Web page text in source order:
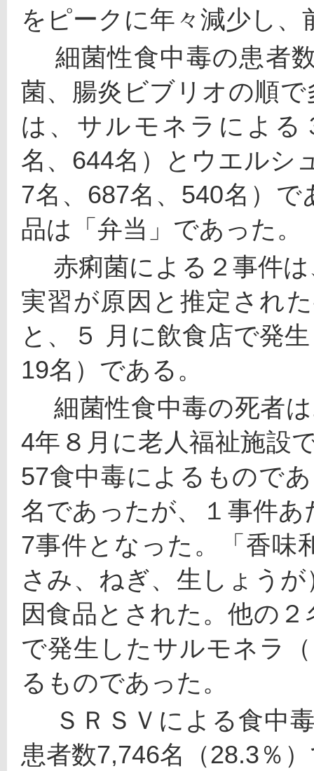
をピークに年々減少し
菌、腸炎ビブリオの順
は、サルモネラによる
名、644名）とウエルシ
7名、687名、540名）
品は「弁当」であった。
実習が原因と推定され
と、５ 月に飲食店で発
19名）である。
4年８月に老人福祉施設
57食中毒によるもので
名であったが、１事件
7事件となった。「香味
さみ、ねぎ、生しょう
因食品とされた。他の
で発生したサルモネラ
るものであった。
患者数7,746名（28.3％